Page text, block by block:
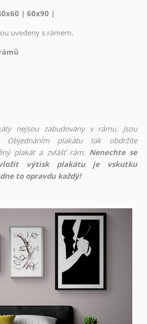
| 60x90 |
uvedeny s rámem.
nejsou zabudovány v rámu. Jsou
Objednáním plakátu tak obdržíte
plakát a zvlášť rám. Nenechte se
výtisk plakátu je vskutku
to opravdu každý!